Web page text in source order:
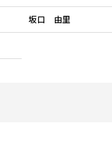
坂口 由里